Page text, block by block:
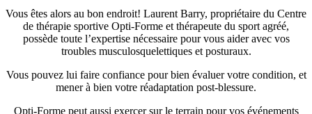
Vous êtes alors au bon endroit! Laurent Barry, propriétaire du Centre
de thérapie sportive Opti-Forme et thérapeute du sport agréé,
possède toute l’expertise nécessaire pour vous aider avec vos
troubles musculosquelettiques et posturaux.
Vous pouvez lui faire confiance pour bien évaluer votre condition, et
mener à bien votre réadaptation post-blessure.
Opti-Forme peut aussi exercer sur le terrain pour vos événements